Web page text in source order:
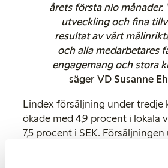
årets första nio månader.
utveckling och fina
resultat av vårt
och alla medarbetares
engagemang och stora
säger VD Susanne
Lindex försäljning under tredje
ökade med 4,9 procent i lokala
7,5 procent i SEK.
första nio månader ökade med